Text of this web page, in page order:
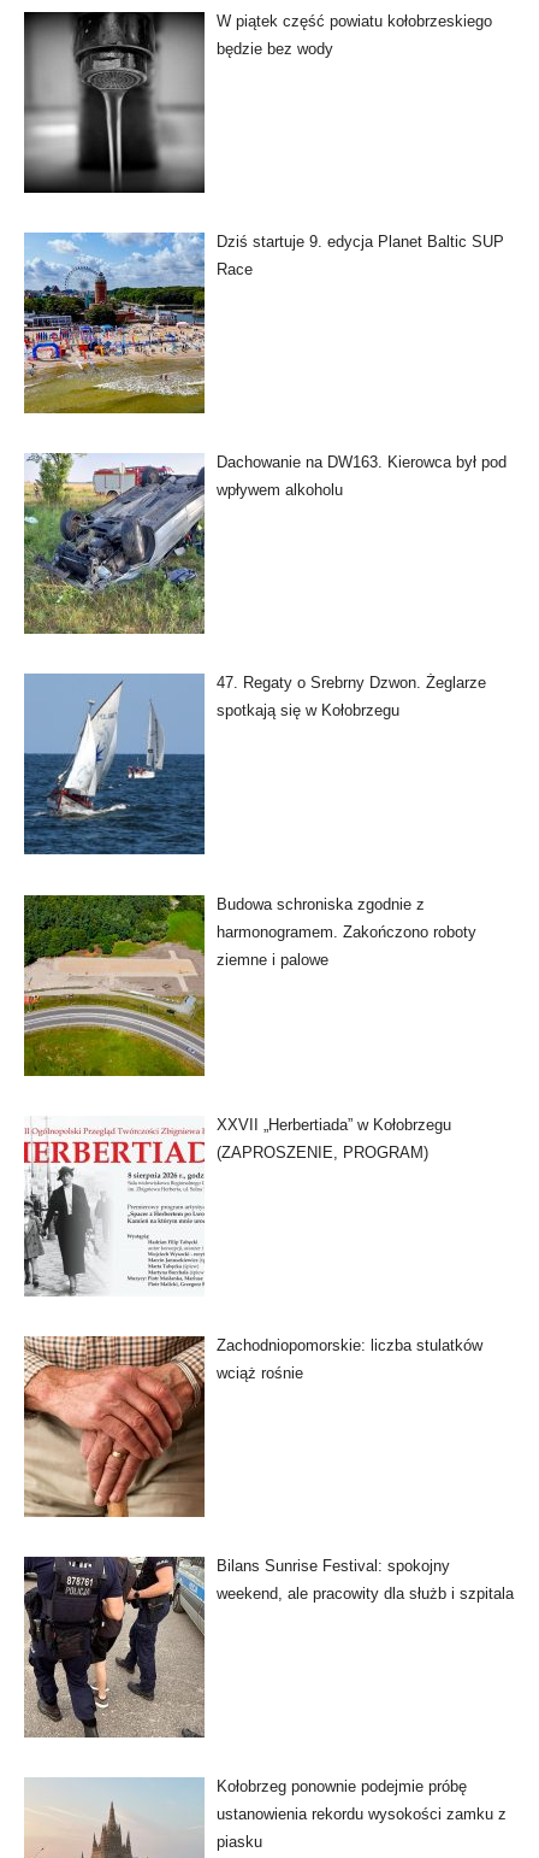
W piątek część powiatu kołobrzeskiego
będzie bez wody
Dziś startuje 9. edycja Planet Baltic SUP
Race
Dachowanie na DW163. Kierowca był pod
wpływem alkoholu
47. Regaty o Srebrny Dzwon. Żeglarze
spotkają się w Kołobrzegu
Budowa schroniska zgodnie z
harmonogramem. Zakończono roboty
ziemne i palowe
XXVII „Herbertiada” w Kołobrzegu
(ZAPROSZENIE, PROGRAM)
Zachodniopomorskie: liczba stulatków
wciąż rośnie
Bilans Sunrise Festival: spokojny
weekend, ale pracowity dla służb i szpitala
Kołobrzeg ponownie podejmie próbę
ustanowienia rekordu wysokości zamku z
piasku